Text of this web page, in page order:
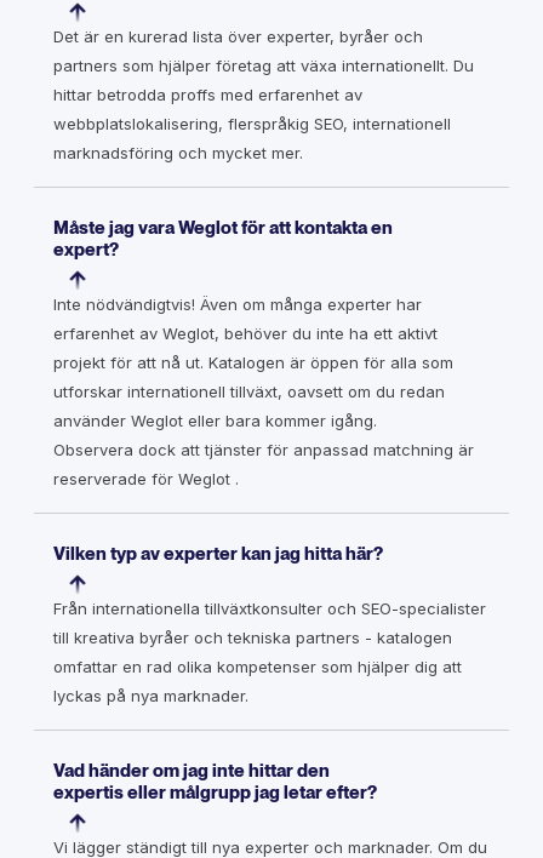
Det är en kurerad lista över experter, byråer och
partners som hjälper företag att växa internationellt. Du
hittar betrodda proffs med erfarenhet av
webbplatslokalisering, flerspråkig SEO, internationell
marknadsföring och mycket mer.
Måste jag vara Weglot för att kontakta en
expert?
Inte nödvändigtvis! Även om många experter har
erfarenhet av Weglot, behöver du inte ha ett aktivt
projekt för att nå ut. Katalogen är öppen för alla som
utforskar internationell tillväxt, oavsett om du redan
använder Weglot eller bara kommer igång.
Observera dock att tjänster för anpassad matchning är
reserverade för Weglot .
Vilken typ av experter kan jag hitta här?
Från internationella tillväxtkonsulter och SEO-specialister
till kreativa byråer och tekniska partners - katalogen
omfattar en rad olika kompetenser som hjälper dig att
lyckas på nya marknader.
Vad händer om jag inte hittar den
expertis eller målgrupp jag letar efter?
Vi lägger ständigt till nya experter och marknader. Om du